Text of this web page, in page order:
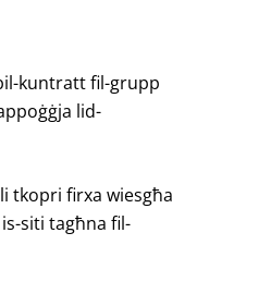
kuntratt fil-grupp
lid-
tkopri firxa wiesgħa
siti tagħna fil-